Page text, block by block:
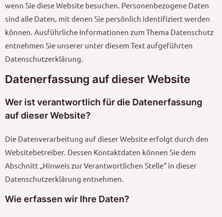
wenn Sie diese Website besuchen. Personenbezogene Daten
sind alle Daten, mit denen Sie persönlich identifiziert werden
können. Ausführliche Informationen zum Thema Datenschutz
entnehmen Sie unserer unter diesem Text aufgeführten
Datenschutzerklärung.
Datenerfassung auf dieser Website
Wer ist verantwortlich für die Datenerfassung
auf dieser Website?
Die Datenverarbeitung auf dieser Website erfolgt durch den
Websitebetreiber. Dessen Kontaktdaten können Sie dem
Abschnitt „Hinweis zur Verantwortlichen Stelle“ in dieser
Datenschutzerklärung entnehmen.
Wie erfassen wir Ihre Daten?